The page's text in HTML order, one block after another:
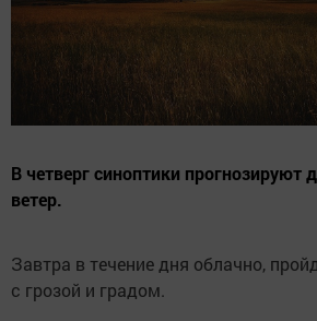
В четверг синоптики
ветер.
Завтра в течение дня облачно,
с грозой и градом.